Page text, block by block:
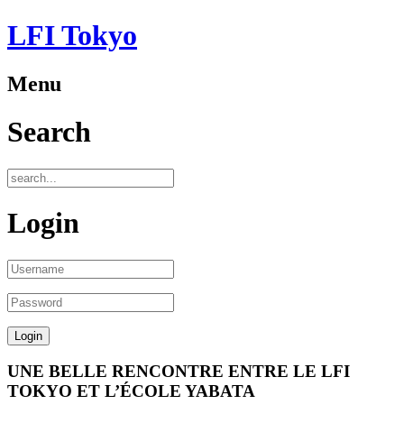
LFI Tokyo
Menu
Search
Login
UNE BELLE RENCONTRE ENTRE LE LFI
TOKYO ET L’ÉCOLE YABATA